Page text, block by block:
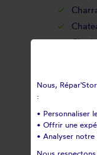
Nous,
:
• Personnaliser
• Offrir une
• Analyser notre